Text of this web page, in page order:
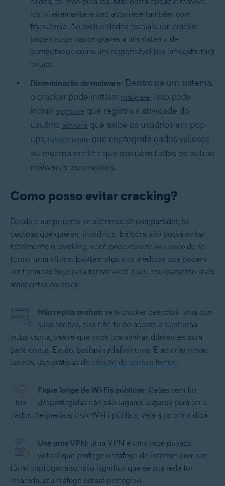
los inteiramente, e isso acontece também com
frequência. Ao excluir dados cruciais, um cracker
pode causar danos graves a um sistema de
computador, como um responsável por infraestrutura
crítica.
Disseminação de malware: Dentro de um sistema,
o cracker pode instalar malware. Isso pode
incluir spyware que registra a atividade do
usuário, adware que exibe os usuários em pop-
ups, ransomware que criptografa dados valiosos
ou mesmo rootkits que mantêm todos os outros
malwares escondidos.
Como posso evitar cracking?
Desde o surgimento de sistemas de computador, há
pessoas que querem invadi-los. Embora não possa evitar
totalmente o cracking, você pode reduzir seu risco de se
tornar uma vítima. Existem algumas medidas que podem
ser tomadas hoje para tornar você e seu equipamento mais
resistentes ao crack.
Não repita senhas: se o cracker descobrir uma das
suas senhas, eles não terão acesso a nenhuma
outra conta, desde que você use senhas diferentes para
cada conta. Então, bastará redefinir uma. E ao criar novas
senhas, use práticas de criação de senhas fortes.
Fique longe de Wi-Fis públicas: Redes sem fio
desprotegidas não são lugares seguros para seus
dados. Se precisar usar Wi-Fi pública, veja a próxima dica.
Use uma VPN: uma VPN é uma rede privada
virtual que protege o tráfego de internet com um
túnel criptografado. Isso significa que se sua rede for
invadida, seu tráfego estará protegido.